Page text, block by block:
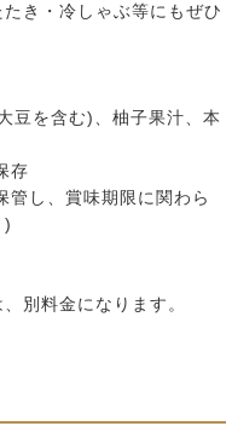
き・冷しゃぶ等にもぜひ
を含む)、柚子果汁、本
存
し、賞味期限に関わら
)
別料金になります。